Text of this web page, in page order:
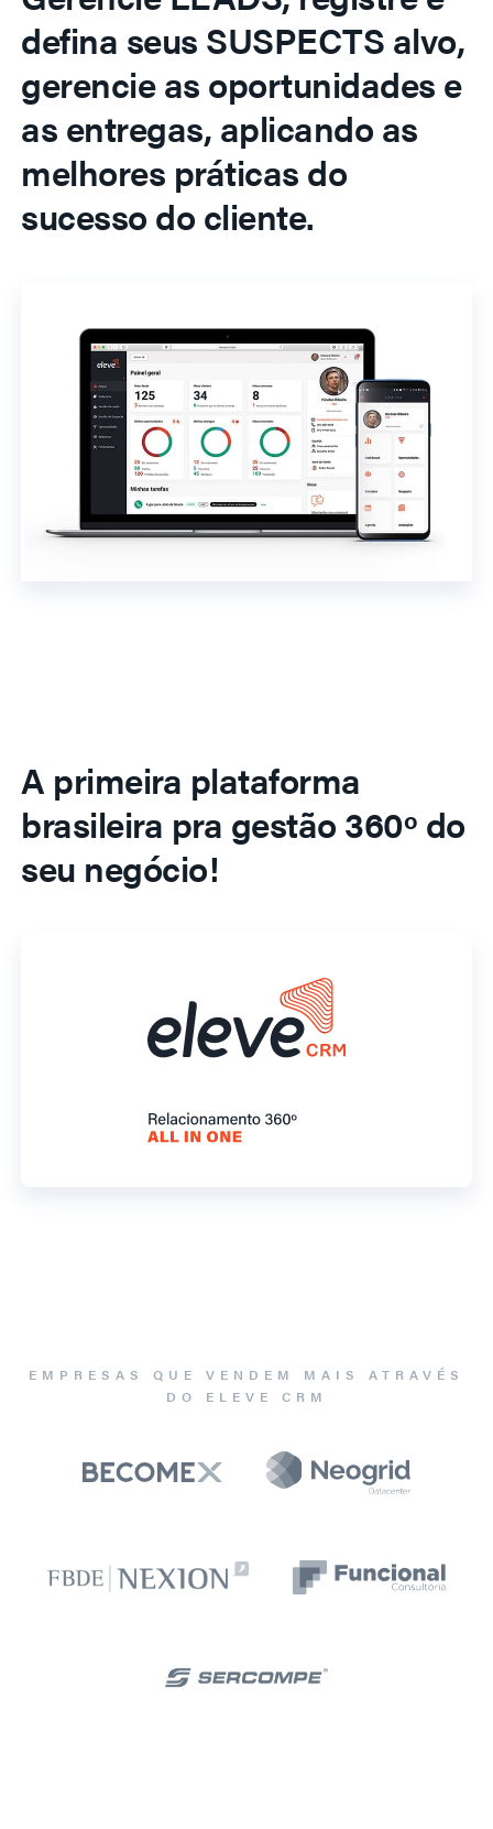
defina seus SUSPECTS alvo,
gerencie as oportunidades e
as entregas, aplicando as
melhores práticas do
sucesso do cliente.
A primeira plataforma
brasileira pra gestão 360º do
seu negócio!
EMPRESAS QUE VENDEM MAIS ATRAVÉS
DO ELEVE CRM